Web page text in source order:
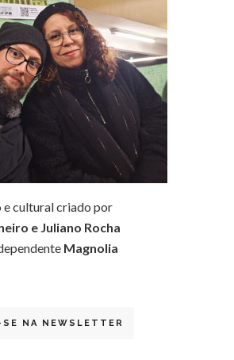
cultural criado por
e Juliano Rocha
Magnolia
SE NA NEWSLETTER